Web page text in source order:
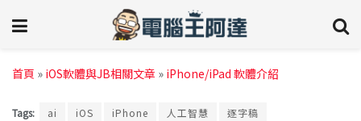
首頁 » iOS軟體與JB相關文章 » iPhone/iPad 軟體介紹
Tags: ai iOS iPhone 人工智慧 逐字稿